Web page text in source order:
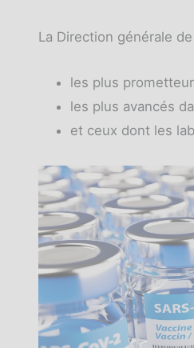
La Direction générale
les plus
les plus avancés
et ceux dont les